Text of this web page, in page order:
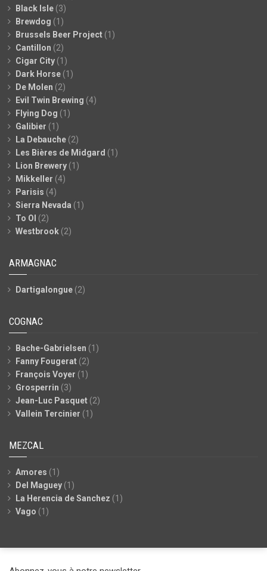
Black Isle (3)
Brewdog (1)
Brussels Beer Project (1)
Cantillon (2)
Cigar City (1)
Dark Horse (1)
De Molen (2)
Evil Twin Brewing (4)
Flying Dog (1)
Galibier (1)
La Debauche (2)
Les Bières de Midgard (1)
Lion Brewery (1)
Mikkeller (4)
Parisis (4)
Sierra Nevada (1)
To Ol (2)
Westbrook (2)
ARMAGNAC
Dartigalongue (2)
COGNAC
Bache-Gabrielsen (1)
Fanny Fougerat (2)
François Voyer (1)
Grosperrin (3)
Jean-Luc Pasquet (2)
Vallein Tercinier (1)
MEZCAL
Amores (1)
Del Maguey (1)
La Herencia de Sanchez (1)
Vago (1)